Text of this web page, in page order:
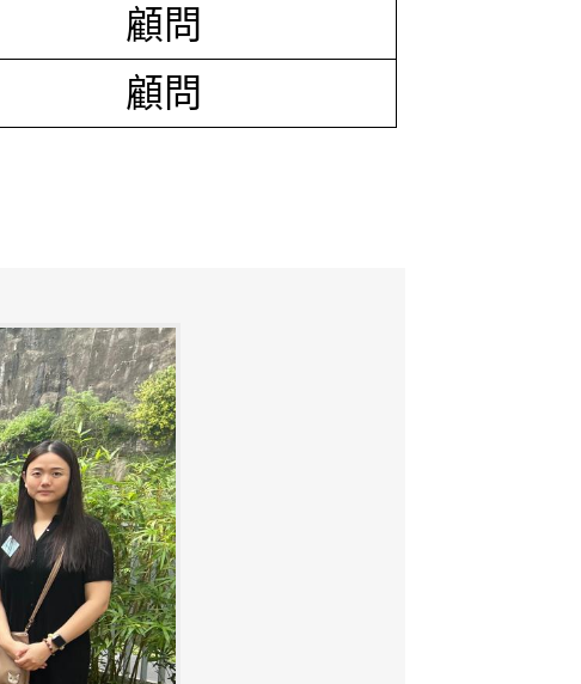
顧問
顧問